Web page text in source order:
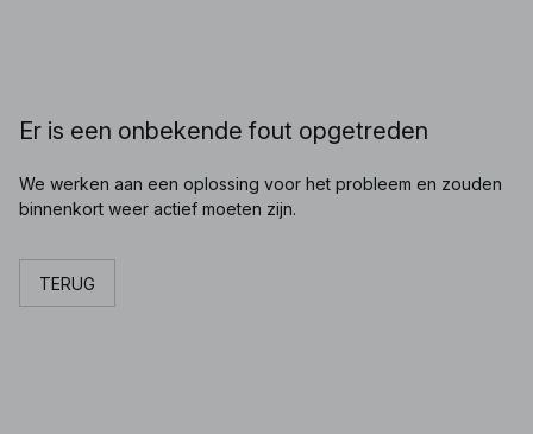
Er is een onbekende fout opgetreden
We werken aan een oplossing voor het probleem en zouden
binnenkort weer actief moeten zijn.
TERUG